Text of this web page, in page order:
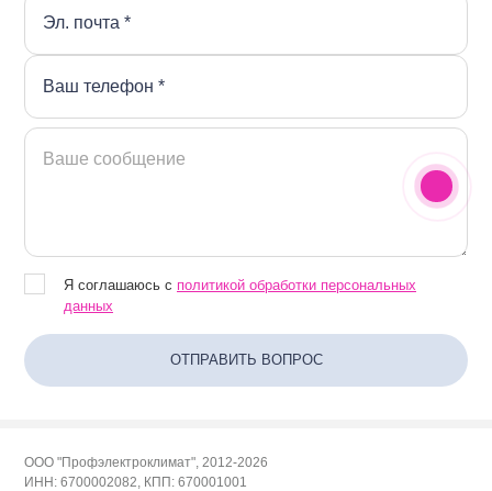
Я соглашаюсь с политикой обработки персональных
данных
ООО "Профэлектроклимат", 2012-2026
ИНН: 6700002082, КПП: 670001001